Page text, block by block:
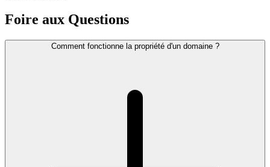
Foire aux Questions
Comment fonctionne la propriété d'un domaine ?